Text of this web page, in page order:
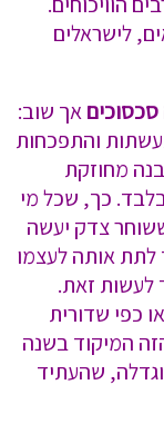
לישראלים
אך שוב:
והתפכחות
מחוזקת
כך, שכל מי
צדק יעשה
אותה לעצמו
לעשות זאת.
כפי שדורית
המיקוד בשנה
שהעתיד